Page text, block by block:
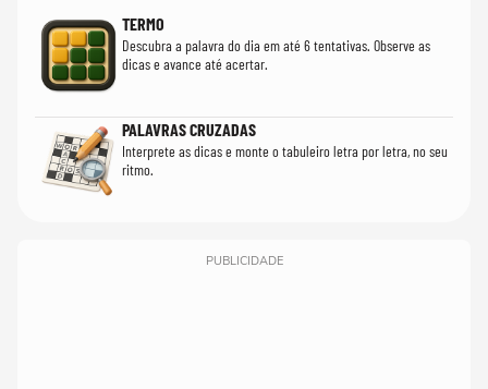
TERMO
Descubra a palavra do dia em até 6 tentativas. Observe as
dicas e avance até acertar.
PALAVRAS CRUZADAS
Interprete as dicas e monte o tabuleiro letra por letra, no seu
ritmo.
PUBLICIDADE